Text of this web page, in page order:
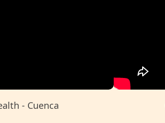
- Cuenca